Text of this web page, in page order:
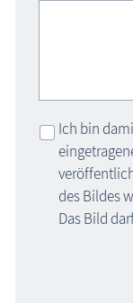
Ich bin
des Bildes
Das Bild